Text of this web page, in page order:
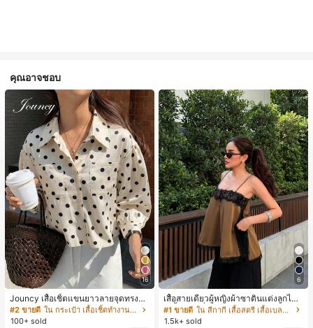
คุณอาจชอบ
16
Jouncy เสื้อเชิ้ตแขนยาวลายจุดทรงหล
วมสำหรับผู้หญิง
#2 ขายดี
ใน กระเป๋า เสื้อเชิ้ตทำงานมีกระเป๋า
100+ sold
6
เสื้อสายเดี่ยวผู้หญิงผ้าซาตินแต่งลูกไม้
- เสื้อสายเดี่ยวฤดูร้อนสีคากีมีรอยผ่าด้า
นข้างที่น่าดึงดูดแบบสบายๆ
#1 ขายดี
ใน สีกากี เสื้อสตรี เสื้อเบลาส์ & Tee
ลูกค้ากลับมาซื้อซ้ำ!
#1 ขายดี
ใน สีกากี เสื้อสตรี เสื้อเบลาส์ & Tee
ลูกค้ากลับมาซื้อซ้ำ!
#1 ขายดี
ใน สีกากี เสื้อสตรี เสื้อเบลาส์ & Tee
ลูกค้ากลับมาซื้อซ้ำ!
1.5k+ sold